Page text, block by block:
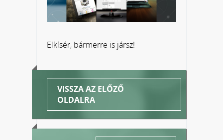
Elkísér, bármerre is jársz!
VISSZA AZ ELŐZŐ
OLDALRA